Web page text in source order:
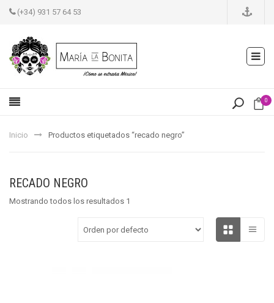
(+34) 931 57 64 53
0
Inicio Productos etiquetados “recado negro”
RECADO NEGRO
Mostrando todos los resultados 1